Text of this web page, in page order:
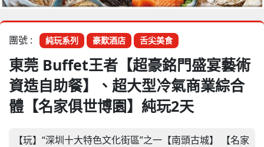
團號 : 純玩系列 豪歎酒店 舌尖美食
東莞 Buffet王者【超豪銘門盛宴藝術
資造自助餐】、超大型冷氣商業綜合
體【名家俱世博園】純玩2天
【玩】“深圳十大特色文化街區”之一【南頭古城】 【名家